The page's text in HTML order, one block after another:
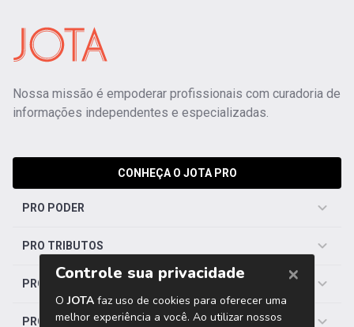
Nossa missão é empoderar profissionais com curadoria de
informações independentes e especializadas.
CONHEÇA O JOTA PRO
PRO PODER
PRO TRIBUTOS
PRO TRABALHISTA
PRO SAÚDE